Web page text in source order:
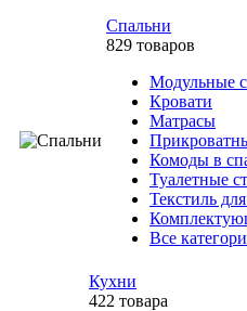
Спальни
829 товаров
Модульные
Кровати
Матрасы
Комоды в
Туалетные
Текстиль
Все
Кухни
422 товара